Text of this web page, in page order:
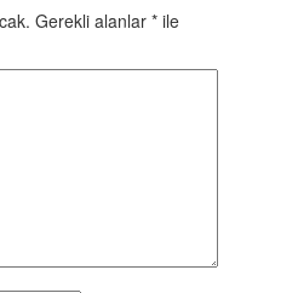
Gerekli alanlar * ile